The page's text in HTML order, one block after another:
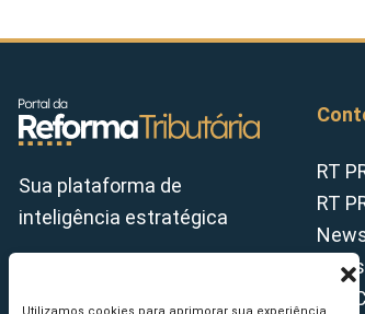
Sua plataforma de
inteligência estratégica
RT
RT
Tax